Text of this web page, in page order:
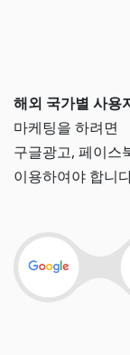
해외 국가별 사용
마케팅을 하려면
구글광고, 페이스
이용하여야 합니